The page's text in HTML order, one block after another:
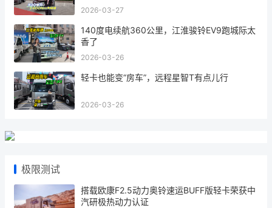
2026-03-27
140度电续航360公里，江淮骏铃EV9跑城际太
香了
2026-03-26
轻卡也能变“房车”，远程星智T有点儿行
2026-03-26
极限测试
搭载欧康F2.5动力奥铃速运BUFF版轻卡荣获中
汽研极热动力认证